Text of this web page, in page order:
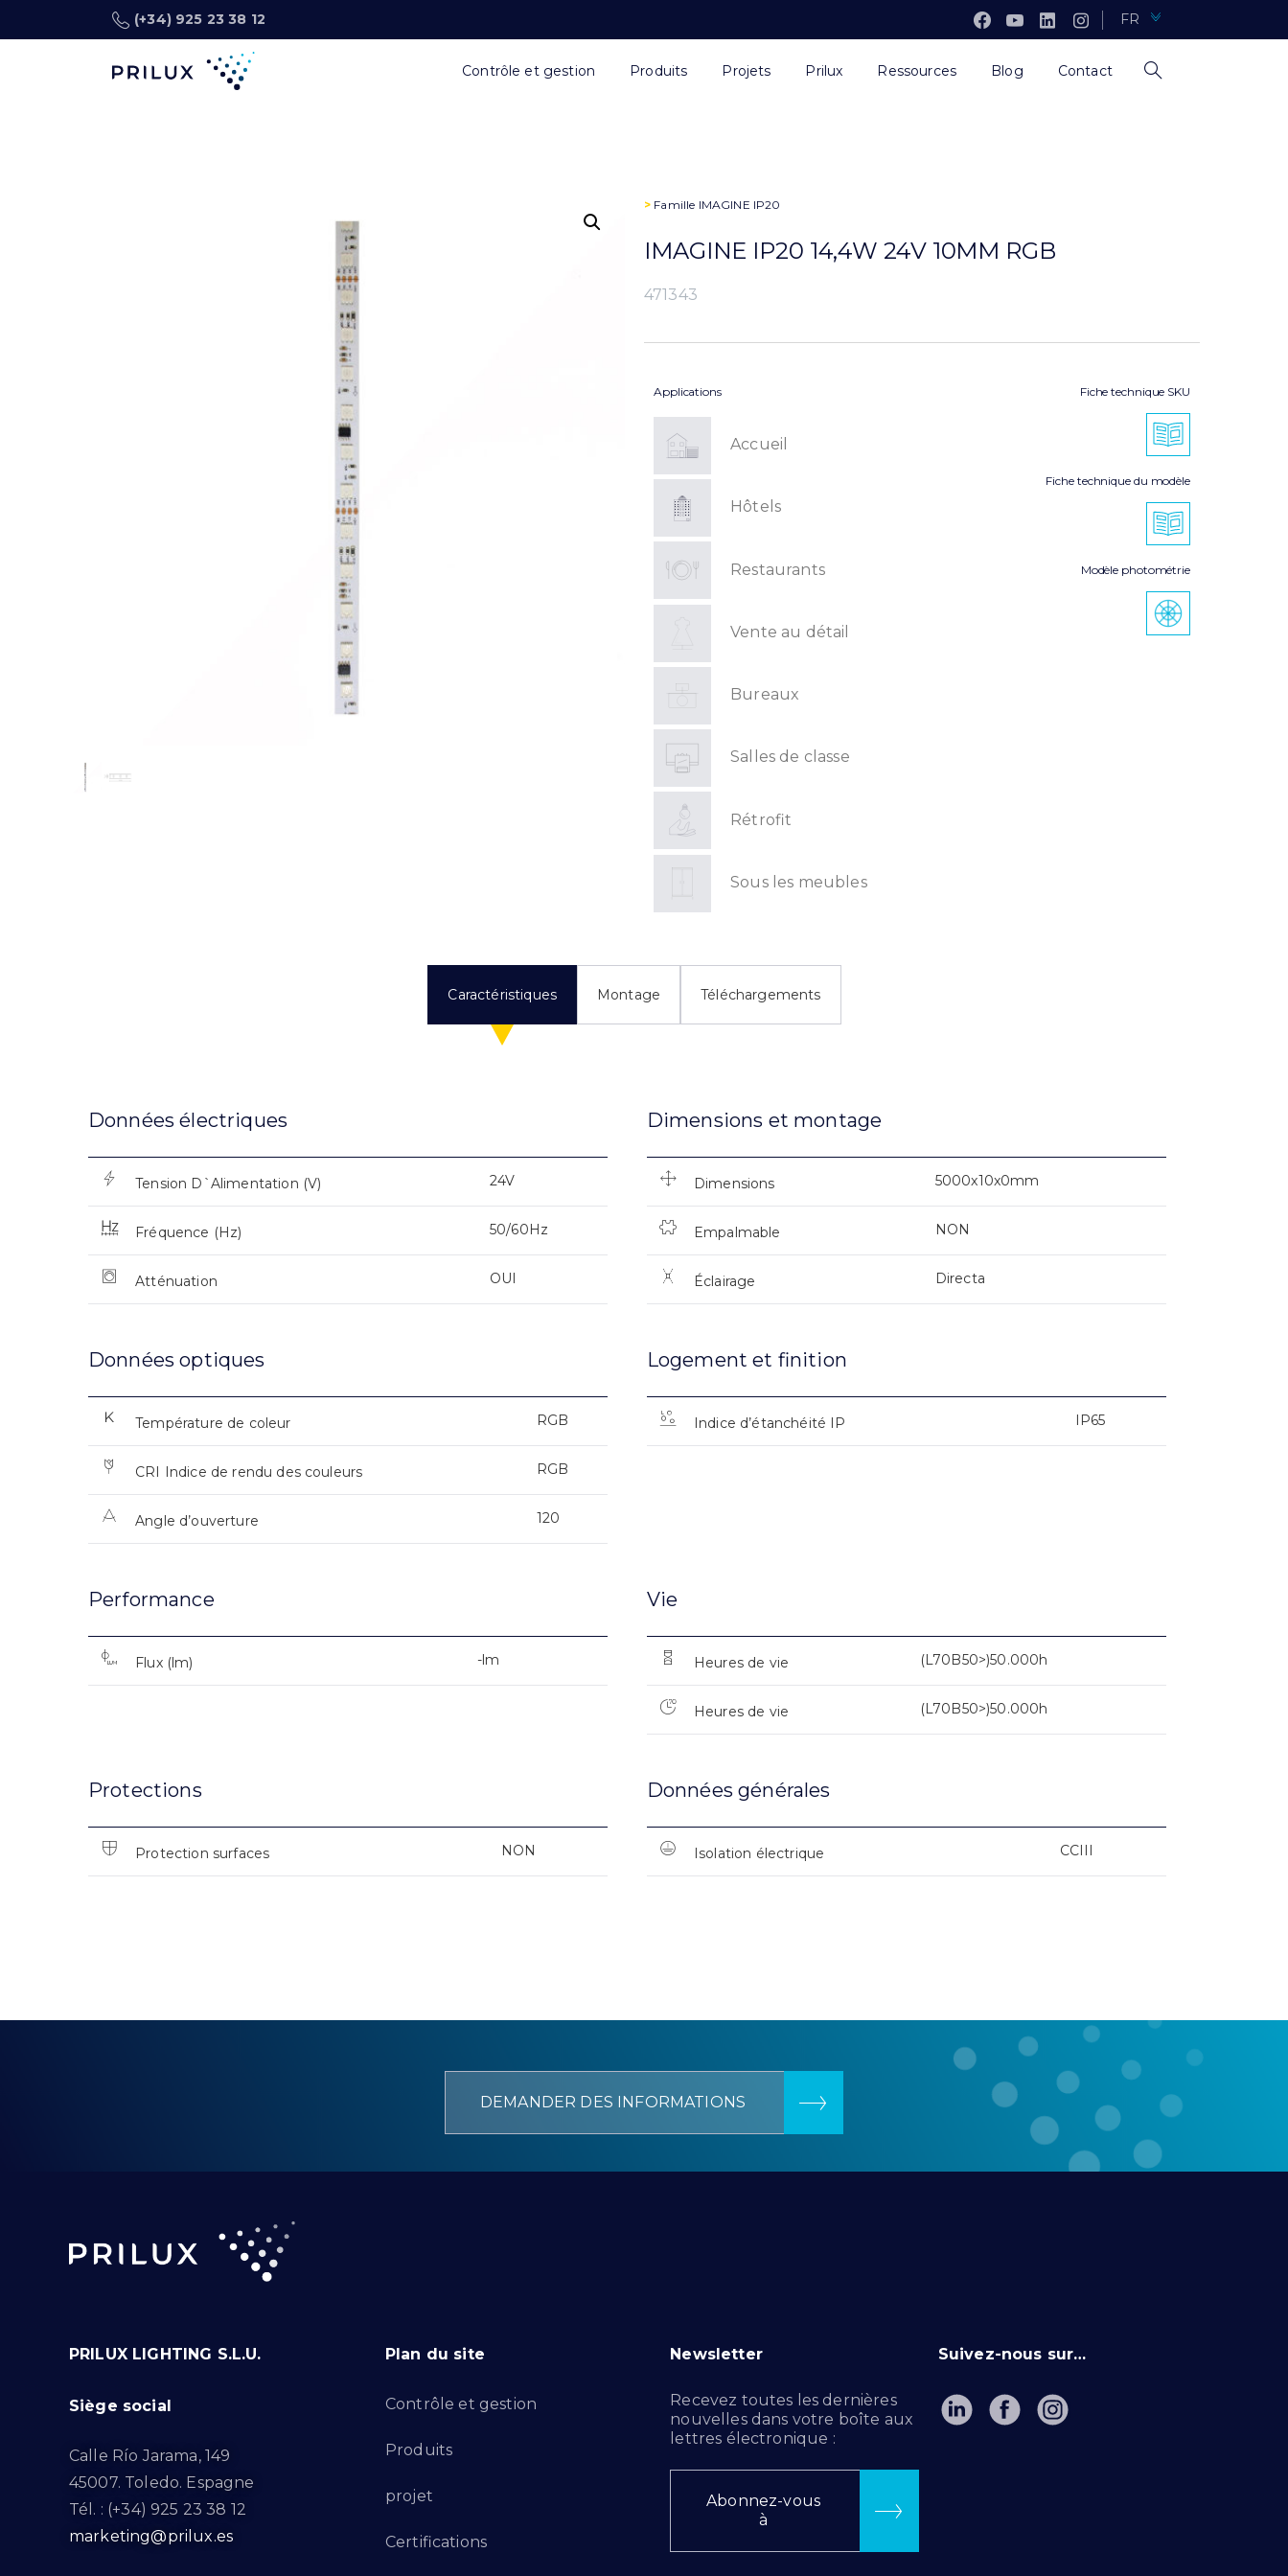
(+34) 925 23 38 12 FR
Contrôle et gestion Produits Projets Prilux Ressources Blog Contact
> Famille IMAGINE IP20
IMAGINE IP20 14,4W 24V 10MM RGB
471343
Applications
Accueil
Hôtels
Restaurants
Vente au détail
Bureaux
Salles de classe
Rétrofit
Sous les meubles
Fiche technique SKU
Fiche technique du modèle
Modèle photométrie
Caractéristiques Montage Téléchargements
Données électriques
Tension D`Alimentation (V) 24V
Fréquence (Hz) 50/60Hz
Atténuation OUI
Dimensions et montage
Dimensions 5000x10x0mm
Empalmable NON
Éclairage Directa
Données optiques
Température de coleur RGB
CRI Indice de rendu des couleurs RGB
Angle d’ouverture 120
Logement et finition
Indice d’étanchéité IP IP65
Performance
Flux (lm) -lm
Vie
Heures de vie (L70B50>)50.000h
Heures de vie (L70B50>)50.000h
Protections
Protection surfaces NON
Données générales
Isolation électrique CCIII
DEMANDER DES INFORMATIONS
PRILUX LIGHTING S.L.U.
Siège social
Calle Río Jarama, 149
45007. Toledo. Espagne
Tél. : (+34) 925 23 38 12
marketing@prilux.es
Plan du site
Contrôle et gestion
Produits
projet
Certifications
Newsletter
Recevez toutes les dernières
nouvelles dans votre boîte aux
lettres électronique :
Abonnez-vous
à
Suivez-nous sur…